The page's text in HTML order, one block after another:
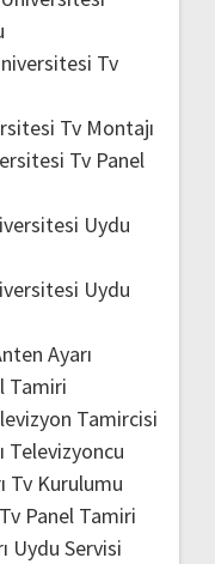
Tv
Tv Montajı
Tv Panel
Uydu
Uydu
Ayarı
Tamiri
Tamircisi
Televizyoncu
Tv Kurulumu
Panel Tamiri
Uydu Servisi